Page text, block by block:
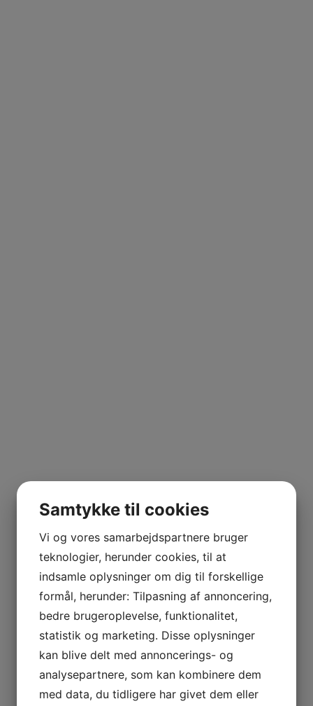
Samtykke til cookies
Vi og vores samarbejdspartnere bruger
teknologier, herunder cookies, til at
indsamle oplysninger om dig til forskellige
formål, herunder: Tilpasning af annoncering,
bedre brugeroplevelse, funktionalitet,
statistik og marketing. Disse oplysninger
kan blive delt med annoncerings- og
analysepartnere, som kan kombinere dem
med data, du tidligere har givet dem eller